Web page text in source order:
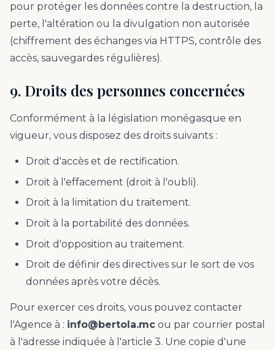
pour protéger les données contre la destruction, la
perte, l'altération ou la divulgation non autorisée
(chiffrement des échanges via HTTPS, contrôle des
accès, sauvegardes régulières).
9. Droits des personnes concernées
Conformément à la législation monégasque en
vigueur, vous disposez des droits suivants :
Droit d'accès et de rectification.
Droit à l'effacement (droit à l'oubli).
Droit à la limitation du traitement.
Droit à la portabilité des données.
Droit d'opposition au traitement.
Droit de définir des directives sur le sort de vos
données après votre décès.
Pour exercer ces droits, vous pouvez contacter
l'Agence à : info@bertola.mc ou par courrier postal
à l'adresse indiquée à l'article 3. Une copie d'une